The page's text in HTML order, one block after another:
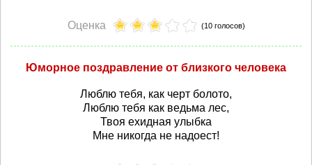
Оценка (10 голосов)
Юморное поздравление от близкого человека
Люблю тебя, как черт болото,
Люблю тебя как ведьма лес,
Твоя ехидная улыбка
Мне никогда не надоест!